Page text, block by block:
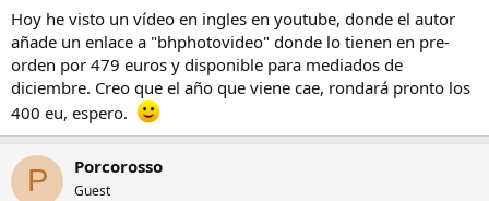
Hoy he visto un vídeo en ingles en youtube, donde el autor
añade un enlace a "bhphotovideo" donde lo tienen en pre-
orden por 479 euros y disponible para mediados de
diciembre. Creo que el año que viene cae, rondará pronto los
400 eu, espero.
P Porcorosso
Guest